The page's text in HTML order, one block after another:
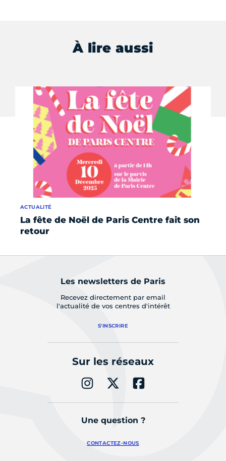
À lire aussi
La fête de Noël de Paris Centre fait son
retour
ACTUALITÉ
Les newsletters de Paris
Recevez directement par email
l'actualité de vos centres d'intérêt
S'INSCRIRE
Sur les réseaux
Une question ?
CONTACTEZ-NOUS